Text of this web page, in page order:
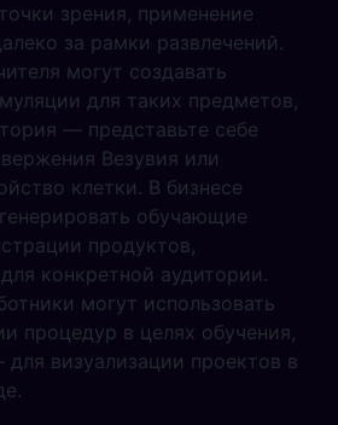
зрения, применение
за рамки развлечений.
могут создавать
для таких предметов,
— представьте себе
Везувия или
клетки. В бизнесе
обучающие
продуктов,
конкретной аудитории.
могут использовать
процедур в целях обучения,
визуализации проектов в